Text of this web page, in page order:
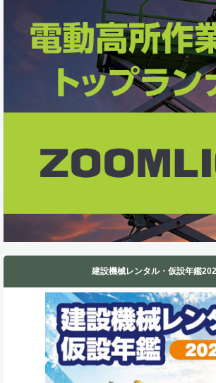
o
o
k
d
n
建設機械レンタル・仮設年鑑